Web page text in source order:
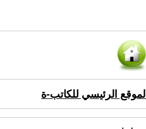
الموقع الرئيسي للكاتب-ة